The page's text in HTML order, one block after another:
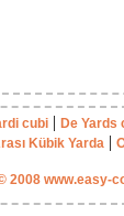
cubi| De Yards
Kübik Yarda
2008 www.easy-